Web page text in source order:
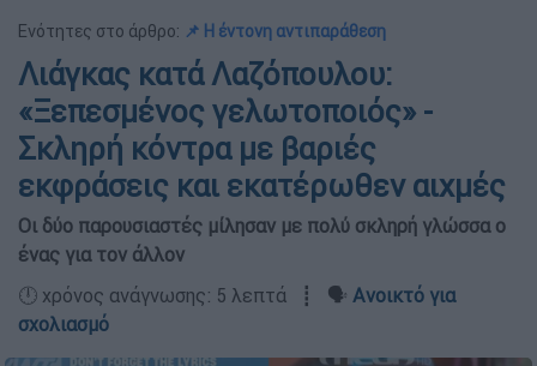
Ενότητες στο άρθρο: 📌 Η έντονη αντιπαράθεση
Λιάγκας κατά Λαζόπουλου:
«Ξεπεσμένος γελωτοποιός» -
Σκληρή κόντρα με βαριές
εκφράσεις και εκατέρωθεν αιχμές
Οι δύο παρουσιαστές μίλησαν με πολύ σκληρή γλώσσα ο
ένας για τον άλλον
🕛 χρόνος ανάγνωσης: 5 λεπτά ┋ 🗣️ Ανοικτό για
σχολιασμό